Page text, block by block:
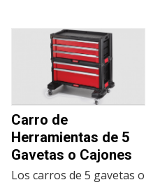
Carro de
Herramientas de 5
Gavetas o Cajones
Los carros de 5 gavetas o